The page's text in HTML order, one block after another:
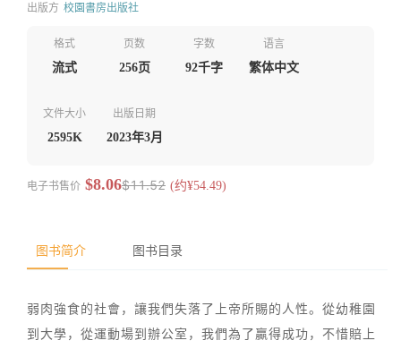
出版方 校園書房出版社
格式
流式
页数
256页
字数
92千字
语言
繁体中文
文件大小
2595K
出版日期
2023年3月
电子书售价 $8.06$11.52 (约¥54.49)
图书简介 图书目录
弱肉強食的社會，讓我們失落了上帝所賜的人性。從幼稚園
到大學，從運動場到辦公室，我們為了贏得成功，不惜賠上